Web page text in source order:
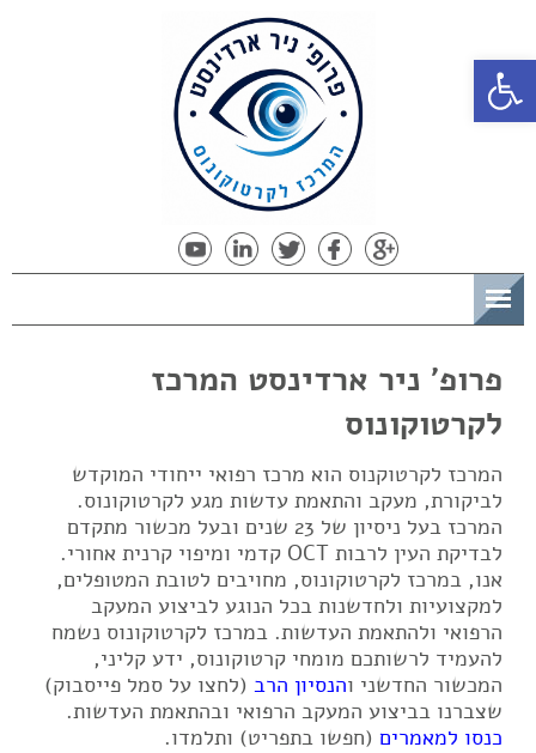
פתח סרגל נגישות
פרופ' ניר ארדינסט המרכז
לקרטוקונוס
המרכז לקרטוקנוס הוא מרכז רפואי ייחודי המוקדש
לביקורת, מעקב והתאמת עדשות מגע לקרטוקונוס.
המרכז בעל ניסיון של 23 שנים ובעל מכשור מתקדם
לבדיקת העין לרבות OCT קדמי ומיפוי קרנית אחורי.
אנו, במרכז לקרטוקונוס, מחויבים לטובת המטופלים,
למקצועיות ולחדשנות בכל הנוגע לביצוע המעקב
הרפואי ולהתאמת העדשות. במרכז לקרטוקונוס נשמח
להעמיד לרשותכם מומחי קרטוקונוס, ידע קליני,
המכשור החדשני והנסיון הרב (לחצו על סמל פייסבוק)
שצברנו בביצוע המעקב הרפואי ובהתאמת העדשות.
כנסו למאמרים (חפשו בתפריט) ותלמדו.